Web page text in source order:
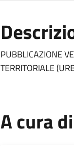
PUBBLICAZIONE
TERRITORIALE
A cura di